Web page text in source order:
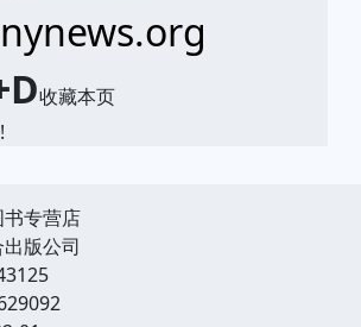
收藏本页
专营店
版公司